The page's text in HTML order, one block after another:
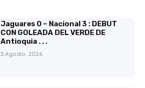
Jaguares 0 – Nacional 3 : DEBUT
CON GOLEADA DEL VERDE DE
Antioquia . . .
3 Agosto, 2026